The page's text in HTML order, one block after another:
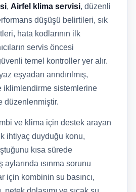
, Airfel klima servisi, düzenli
düşüşü belirtileri, sık
hata kodlarının ilk
servis öncesi
temel kontroller yer alır.
eşyadan arındırılmış,
iklimlendirme sistemlerine
düzenlenmiştir.
ve klima için destek arayan
ihtiyaç duyduğu konu,
kısa sürede
aylarında ısınma sorunu
için kombinin su basıncı,